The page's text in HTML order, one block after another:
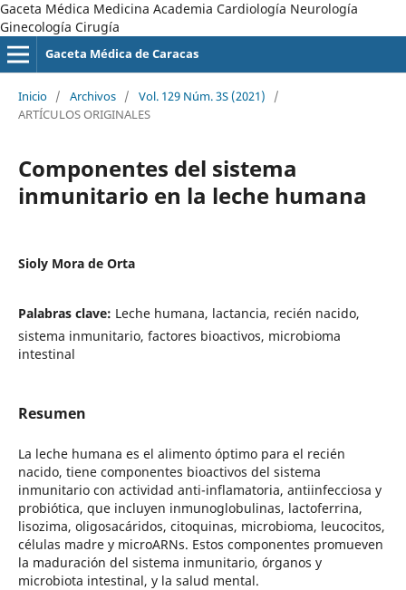
Gaceta Médica Medicina Academia Cardiología Neurología
Ginecología Cirugía
Gaceta Médica de Caracas
Inicio / Archivos / Vol. 129 Núm. 3S (2021)
/
ARTÍCULOS ORIGINALES
Componentes del sistema
inmunitario en la leche humana
Sioly Mora de Orta
Palabras clave: Leche humana, lactancia, recién nacido,
sistema inmunitario, factores bioactivos, microbioma
intestinal
Resumen
La leche humana es el alimento óptimo para el recién
nacido, tiene componentes bioactivos del sistema
inmunitario con actividad anti-inflamatoria, antiinfecciosa y
probiótica, que incluyen inmunoglobulinas, lactoferrina,
lisozima, oligosacáridos, citoquinas, microbioma, leucocitos,
células madre y microARNs. Estos componentes promueven
la maduración del sistema inmunitario, órganos y
microbiota intestinal, y la salud mental.